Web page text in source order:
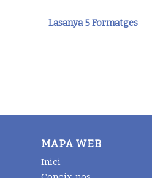
Lasanya 5 Formatges
MAPA WEB
Inici